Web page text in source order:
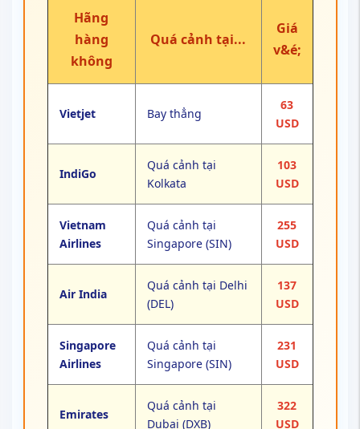
Hãng
hàng
không
Quá cảnh tại...
Giá
v&é;
Vietjet Bay thẳng
63
USD
IndiGo
Quá cảnh tại
Kolkata
103
USD
Vietnam
Airlines
Quá cảnh tại
Singapore (SIN)
255
USD
Air India
Quá cảnh tại Delhi
(DEL)
137
USD
Singapore
Airlines
Quá cảnh tại
Singapore (SIN)
231
USD
Emirates
Quá cảnh tại
Dubai (DXB)
322
USD